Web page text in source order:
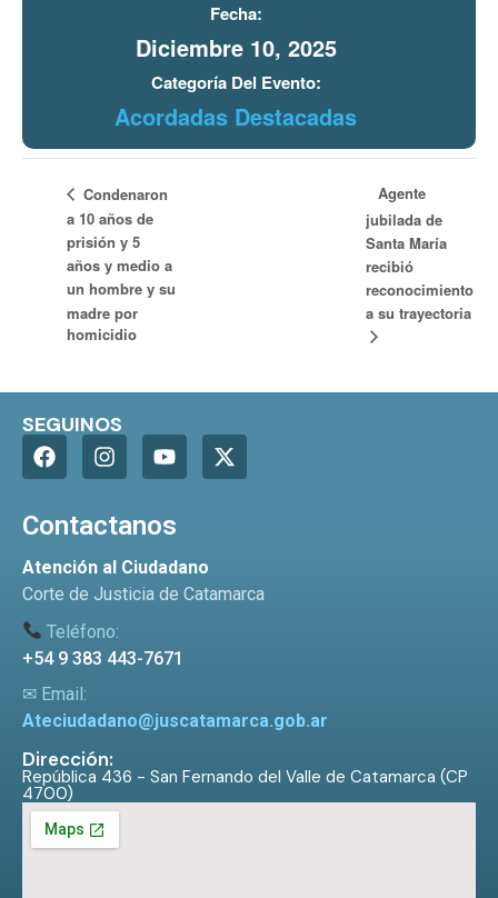
Fecha:
Diciembre 10, 2025
Categoría Del Evento:
Acordadas Destacadas
Condenaron
a 10 años de
prisión y 5
años y medio a
un hombre y su
madre por
homicidio
Agente
jubilada de
Santa María
recibió
reconocimiento
a su trayectoria
SEGUINOS
Contactanos
Atención al Ciudadano
Corte de Justicia de Catamarca
Teléfono:
+54 9 383 443-7671
✉ Email:
Ateciudadano@juscatamarca.gob.ar
Dirección:
República 436 - San Fernando del Valle de Catamarca (CP
4700)